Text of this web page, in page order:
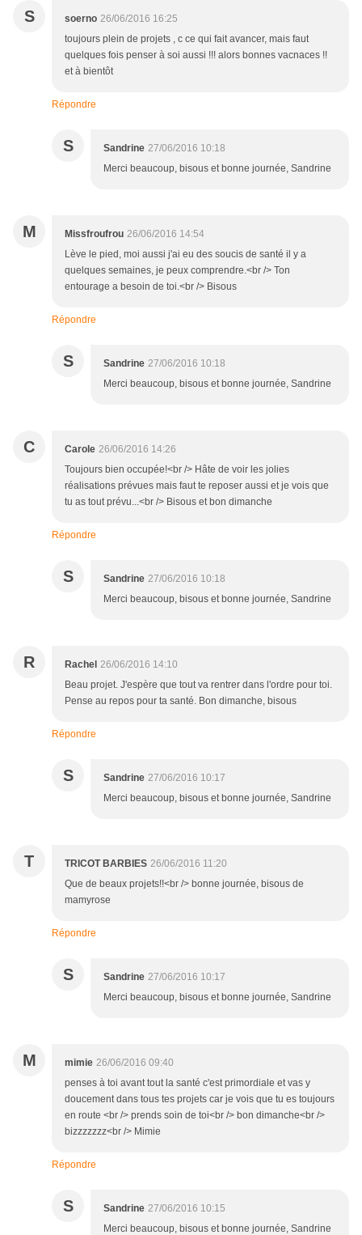
S soerno 26/06/2016 16:25
toujours plein de projets , c ce qui fait avancer, mais faut
quelques fois penser à soi aussi !!! alors bonnes vacnaces !!
et à bientôt
Répondre
S Sandrine 27/06/2016 10:18
Merci beaucoup, bisous et bonne journée, Sandrine
M Missfroufrou 26/06/2016 14:54
Lève le pied, moi aussi j'ai eu des soucis de santé il y a
quelques semaines, je peux comprendre.<br /> Ton
entourage a besoin de toi.<br /> Bisous
Répondre
S Sandrine 27/06/2016 10:18
Merci beaucoup, bisous et bonne journée, Sandrine
C Carole 26/06/2016 14:26
Toujours bien occupée!<br /> Hâte de voir les jolies
réalisations prévues mais faut te reposer aussi et je vois que
tu as tout prévu...<br /> Bisous et bon dimanche
Répondre
S Sandrine 27/06/2016 10:18
Merci beaucoup, bisous et bonne journée, Sandrine
R Rachel 26/06/2016 14:10
Beau projet. J'espère que tout va rentrer dans l'ordre pour toi.
Pense au repos pour ta santé. Bon dimanche, bisous
Répondre
S Sandrine 27/06/2016 10:17
Merci beaucoup, bisous et bonne journée, Sandrine
T TRICOT BARBIES 26/06/2016 11:20
Que de beaux projets!!<br /> bonne journée, bisous de
mamyrose
Répondre
S Sandrine 27/06/2016 10:17
Merci beaucoup, bisous et bonne journée, Sandrine
M mimie 26/06/2016 09:40
penses à toi avant tout la santé c'est primordiale et vas y
doucement dans tous tes projets car je vois que tu es toujours
en route <br /> prends soin de toi<br /> bon dimanche<br />
bizzzzzzz<br /> Mimie
Répondre
S Sandrine 27/06/2016 10:15
Merci beaucoup, bisous et bonne journée, Sandrine